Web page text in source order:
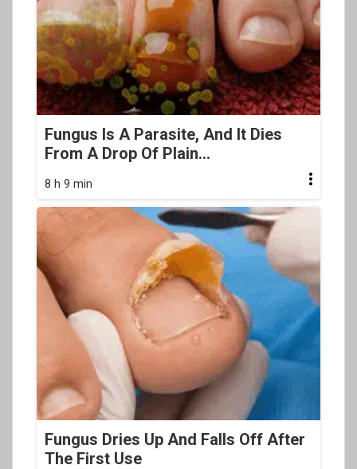
Fungus Is A Parasite, And It Dies
From A Drop Of Plain...
8 h 9 min
Fungus Dries Up And Falls Off After
The First Use